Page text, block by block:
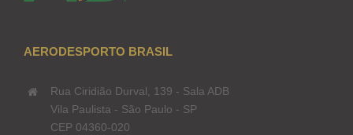
AERODESPORTO BRASIL
Rua Ciridião Durval, 139 - Sala ADB
Vila Paulista - São Paulo - SP
CEP 04360-020